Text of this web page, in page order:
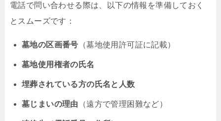
電話で問い合わせる際は、以下の情報を準備しておく
とスムーズです：
墓地の区画番号 （墓地使用許可証に記載）
墓地使用権者の氏名
埋葬されている方の氏名と人数
墓じまいの理由 （遠方で管理困難など）